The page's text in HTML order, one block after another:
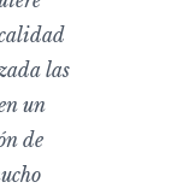
las
un
de